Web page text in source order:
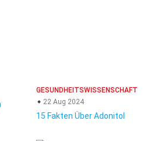
GESUNDHEITSWISSENSCHAFT
22 Aug 2024
15 Fakten Über Adonitol